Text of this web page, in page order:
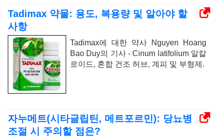
Tadimax 약물: 용도, 복용량 및 알아야 할
사항
Tadimax에 대한 약사 Nguyen Hoang
Bao Duy의 기사 - Cinum latifolium 알칼
로이드, 혼합 건조 허브, 계피 및 부형제.
자누메트(시타글립틴, 메트포르민): 당뇨병
조절 시 주의할 점은?